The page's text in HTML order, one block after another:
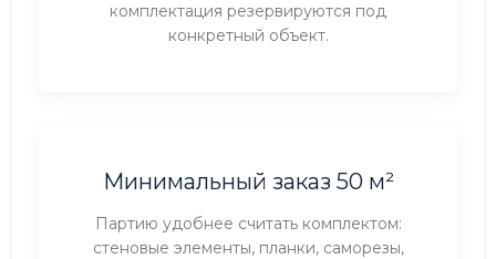
комплектация резервируются под
конкретный объект.
Минимальный заказ 50 м²
Партию удобнее считать комплектом:
стеновые элементы, планки, саморезы,